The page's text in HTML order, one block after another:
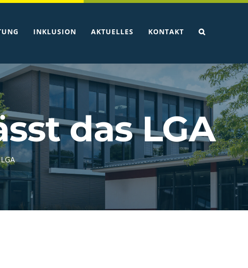
INKLUSION AKTUELLES KONTAKT
das LGA